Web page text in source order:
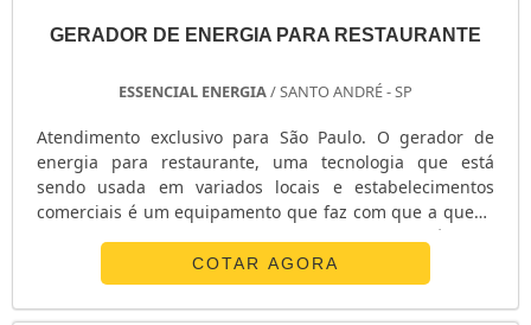
GERADOR DE ENERGIA PARA RESTAURANTE
ESSENCIAL ENERGIA/ SANTO ANDRÉ - SP
Atendimento exclusivo para São Paulo. O gerador de
energia para restaurante, uma tecnologia que está
sendo usada em variados locais e estabelecimentos
comerciais é um equipamento que faz com que a queda
de energia seja drasticamente reduzida. Além de
moderno, ele pode ser monitorado sem muitos
problemas, sendo de fácil instalação e utilização. Assim
como a conta de energia, que tem seu consumo menor e
COTAR AGORA